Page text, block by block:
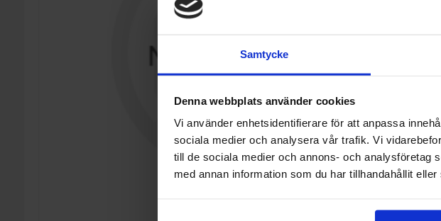
Samtycke
Denna webbplats använder cookies
Vi använder enhetsidentifierare för att anpassa
sociala medier och analysera vår trafik. Vi
till de sociala medier och annons- och analysföretag
med annan information som du har tillhandahållit